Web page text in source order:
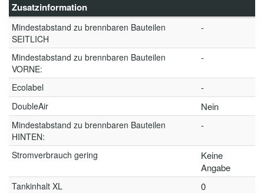
Zusatzinformation
Mindestabstand zu brennbaren Bauteilen
SEITLICH
-
Mindestabstand zu brennbaren Bauteilen
VORNE:
-
Ecolabel -
DoubleAir Nein
Mindestabstand zu brennbaren Bauteilen
HINTEN:
-
Stromverbrauch gering
Keine
Angabe
Tankinhalt XL 0